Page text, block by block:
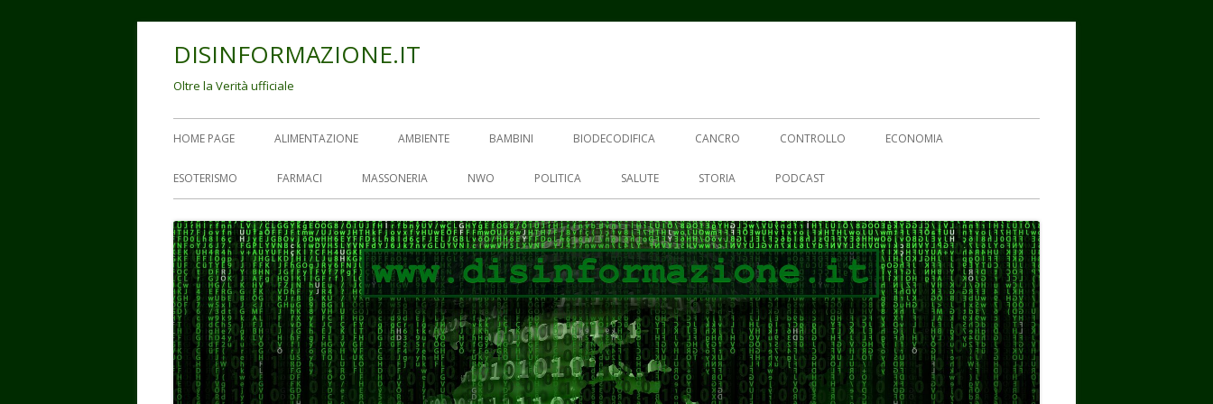
DISINFORMAZIONE.IT
Oltre la Verità ufficiale
Menu
principale
HOME PAGE ALIMENTAZIONE AMBIENTE BAMBINI BIODECODIFICA CANCRO CONTROLLO ECONOMIA
ESOTERISMO FARMACI MASSONERIA NWO POLITICA SALUTE STORIA PODCAST